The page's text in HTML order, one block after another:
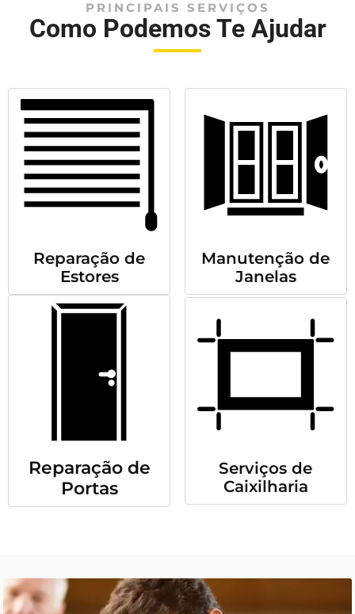
PRINCIPAIS SERVIÇOS
Como Podemos Te Ajudar
Reparação de
Estores
Manutenção de
Janelas
Reparação de
Portas
Serviços de
Caixilharia